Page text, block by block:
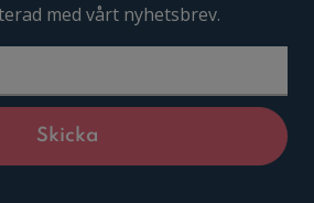
med vårt nyhetsbrev.